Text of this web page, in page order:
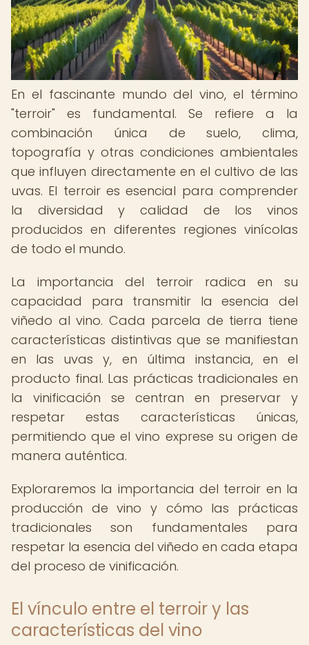
En el fascinante mundo del vino, el término
"terroir" es fundamental. Se refiere a la
combinación única de suelo, clima,
topografía y otras condiciones ambientales
que influyen directamente en el cultivo de las
uvas. El terroir es esencial para comprender
la diversidad y calidad de los vinos
producidos en diferentes regiones vinícolas
de todo el mundo.
La importancia del terroir radica en su
capacidad para transmitir la esencia del
viñedo al vino. Cada parcela de tierra tiene
características distintivas que se manifiestan
en las uvas y, en última instancia, en el
producto final. Las prácticas tradicionales en
la vinificación se centran en preservar y
respetar estas características únicas,
permitiendo que el vino exprese su origen de
manera auténtica.
Exploraremos la importancia del terroir en la
producción de vino y cómo las prácticas
tradicionales son fundamentales para
respetar la esencia del viñedo en cada etapa
del proceso de vinificación.
El vínculo entre el terroir y las
características del vino